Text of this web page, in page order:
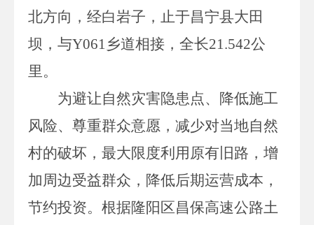
北方向，经白岩子，止于昌宁县大田
坝，与Y061乡道相接，全长21.542公
里。
为避让自然灾害隐患点、降低施工
风险、尊重群众意愿，减少对当地自然
村的破坏， 最大限度利用原有旧路，增
加周边受益群众，降低后期运营成本，
节约投资。 根据隆阳区昌保高速公路土